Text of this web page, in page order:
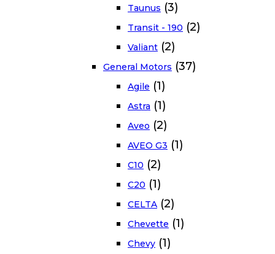
Taunus (3)
Transit - 190 (2)
Valiant (2)
General Motors (37)
Agile (1)
Astra (1)
Aveo (2)
AVEO G3 (1)
C10 (2)
C20 (1)
CELTA (2)
Chevette (1)
Chevy (1)